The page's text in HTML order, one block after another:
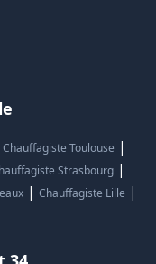
Chauffagiste Toulouse |
Strasbourg|
| Chauffagiste Lille |